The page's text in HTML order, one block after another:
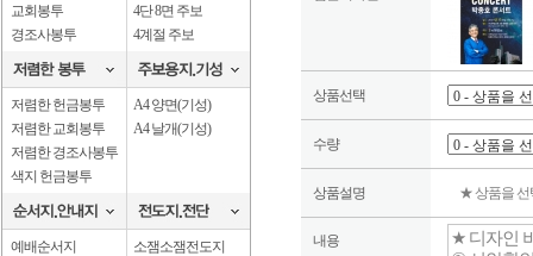
교회봉투
경조사봉투
저렴한 헌금봉투
저렴한 교회봉투
저렴한 경조사봉투
색지 헌금봉투
예배순서지
4단 8면 주보
4계절 주보
A4 양면(기성)
A4 날개(기성)
소잼소잼전도지
상품선택
수량
상품설명 ★ 상품을 선
내용